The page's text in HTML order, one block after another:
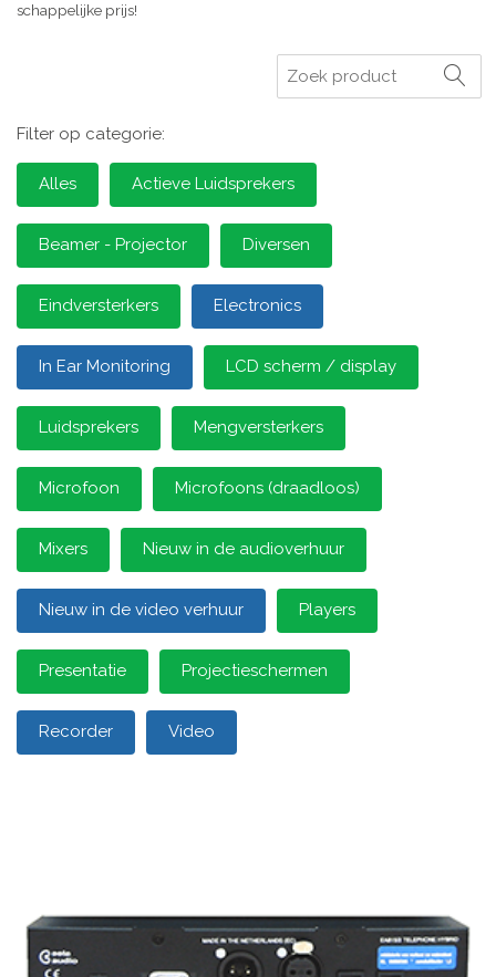
schappelijke prijs!
Zoeken
Filter op categorie:
Alles Actieve Luidsprekers
Beamer - Projector Diversen
Eindversterkers Electronics
In Ear Monitoring LCD scherm / display
Luidsprekers Mengversterkers
Microfoon Microfoons (draadloos)
Mixers Nieuw in de audioverhuur
Nieuw in de video verhuur Players
Presentatie Projectieschermen
Recorder Video